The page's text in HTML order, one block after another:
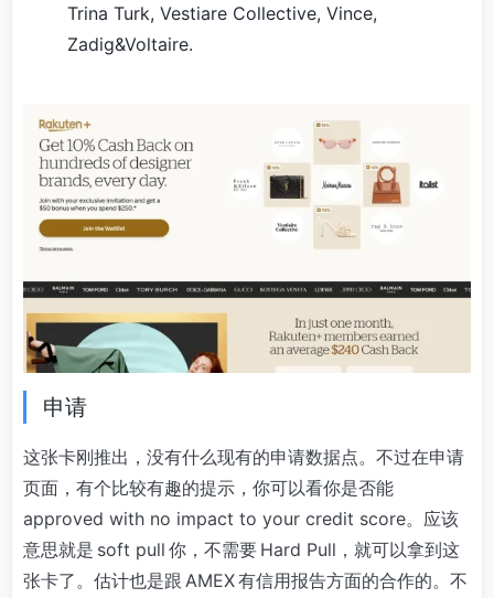
Trina Turk, Vestiare Collective, Vince,
Zadig&Voltaire.
申请
这张卡刚推出，没有什么现有的申请数据点。不过在申请
页面，有个比较有趣的提示，你可以看你是否能
approved with no impact to your credit score。应该
意思就是 soft pull 你，不需要 Hard Pull，就可以拿到这
张卡了。估计也是跟 AMEX 有信用报告方面的合作的。不